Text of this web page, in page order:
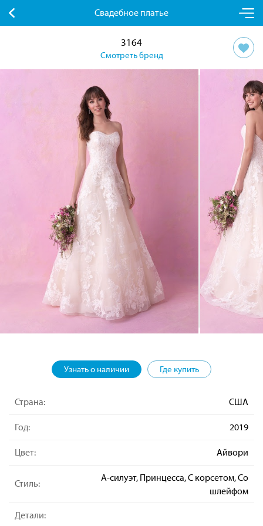
Свадебное платье
3164
Смотреть бренд
Узнать о наличии Где купить
Страна: США
Год: 2019
Цвет: Айвори
Стиль:
А-силуэт, Принцесса, С корсетом, Со
шлейфом
Детали: